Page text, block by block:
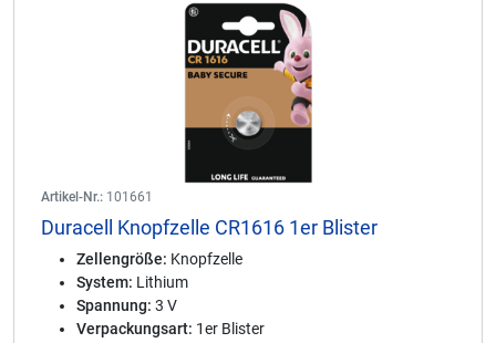
Artikel-Nr.: 101661
Duracell Knopfzelle CR1616 1er Blister
Zellengröße: Knopfzelle
System: Lithium
Spannung: 3 V
Verpackungsart: 1er Blister